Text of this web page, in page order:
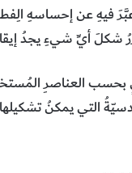
فيهِ عن إحساسهِ
شكلَ أيِّ شيءِ يجدُ
العناصرِ
التي يمكنُ